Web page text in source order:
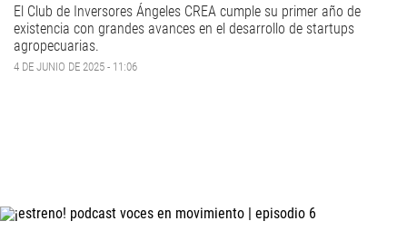
El Club de Inversores Ángeles CREA cumple su primer año de
existencia con grandes avances en el desarrollo de startups
agropecuarias.
4 DE JUNIO DE 2025 - 11:06